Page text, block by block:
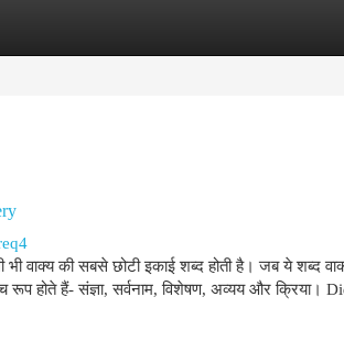
भी वाक्य की सबसे छोटी इकाई शब्द होती है। जब ये शब्द
रूप होते हैं- संज्ञा, सर्वनाम, विशेषण, अव्यय और क्रिया।